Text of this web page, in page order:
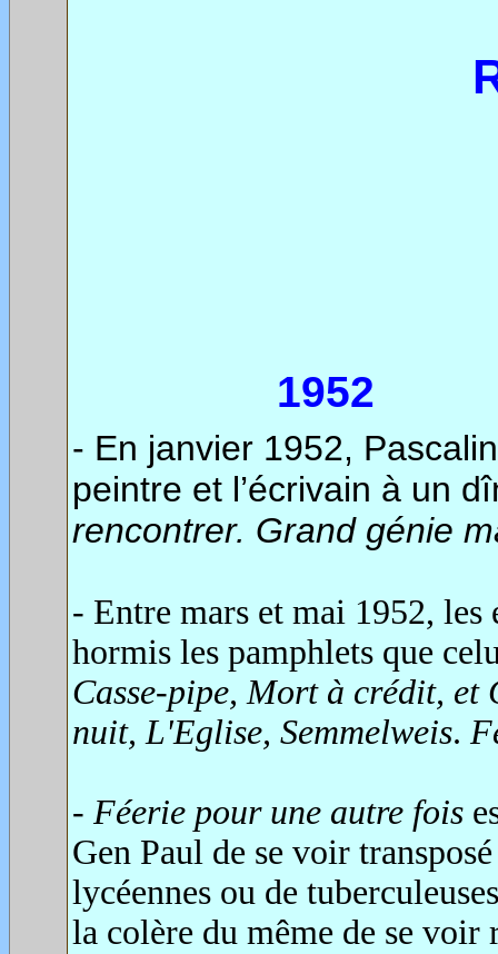
1952
- En janvier 1952,
peintre et l’écrivain à un
rencontrer. Grand génie
- Entre mars et mai 1952,
hormis les pamphlets que
Casse-pipe, Mort à crédit, et
nuit, L'Eglise, Semmelweis.
- Féerie pour une autre fois
Gen Paul de se voir
lycéennes ou de
la colère du même de se